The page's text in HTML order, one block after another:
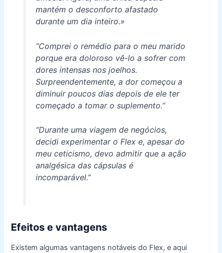
mantém o desconforto afastado
durante um dia inteiro.»
“Comprei o remédio para o meu marido
porque era doloroso vê-lo a sofrer com
dores intensas nos joelhos.
Surpreendentemente, a dor começou a
diminuir poucos dias depois de ele ter
começado a tomar o suplemento.”
“Durante uma viagem de negócios,
decidi experimentar o Flex e, apesar do
meu ceticismo, devo admitir que a ação
analgésica das cápsulas é
incomparável.”
Efeitos e vantagens
Existem algumas vantagens notáveis do Flex, e aqui